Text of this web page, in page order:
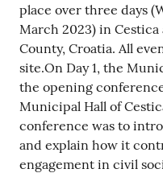
place over three days
March 2023) in Cestica
County, Croatia. All
site.On Day 1, the
the opening
Municipal Hall of
conference was to
and explain how it
engagement in civil